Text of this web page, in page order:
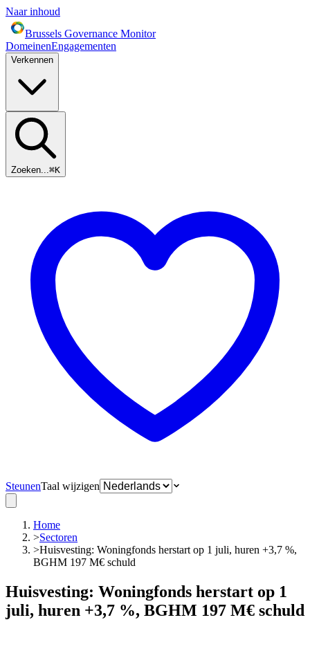
Naar inhoud
Brussels Governance Monitor
DomeinenEngagementen
Verkennen
Zoeken...⌘K
SteunenTaal wijzigen
Home
>Sectoren
>Huisvesting: Woningfonds herstart op 1 juli, huren +3,7 %,
BGHM 197 M€ schuld
Huisvesting: Woningfonds herstart op 1
juli, huren +3,7 %, BGHM 197 M€ schuld